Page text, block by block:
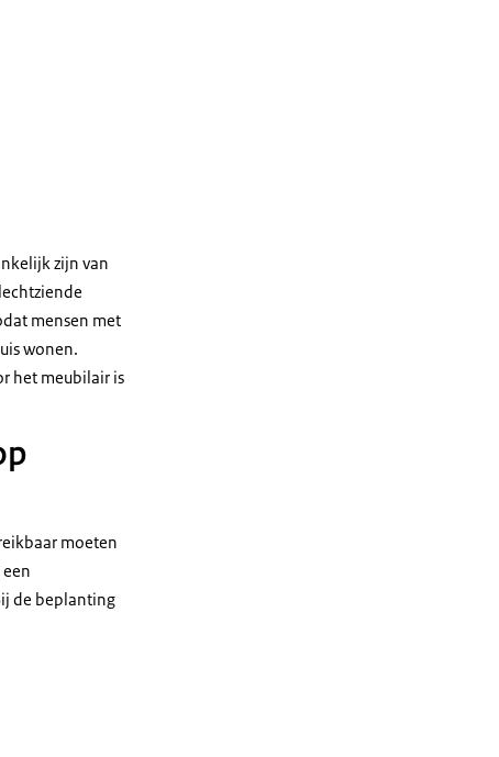
zijn van
mensen met
wonen.
het meubilair is
moeten
de beplanting